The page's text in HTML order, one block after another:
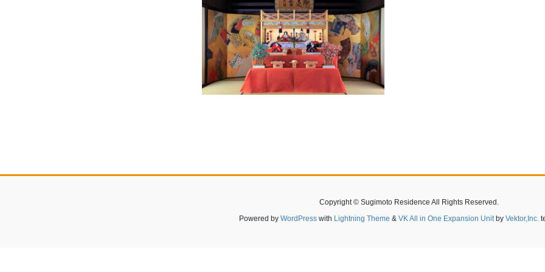
Copyright © Sugimoto Residence All Rights Reserved.
Powered by WordPress with Lightning Theme & VK All in One Expansion Unitby Vektor,Inc.